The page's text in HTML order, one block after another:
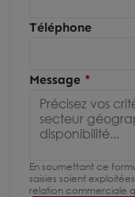
Téléphone
Message
En soumettant ce
saisies soient
relation commerciale